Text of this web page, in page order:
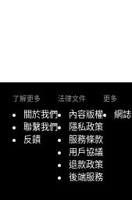
了解更多
關於我們
聯繫我們
反饋
法律文件
內容版權
隱私政策
服務條款
用戶協議
退款政策
後端服務
更多
網誌